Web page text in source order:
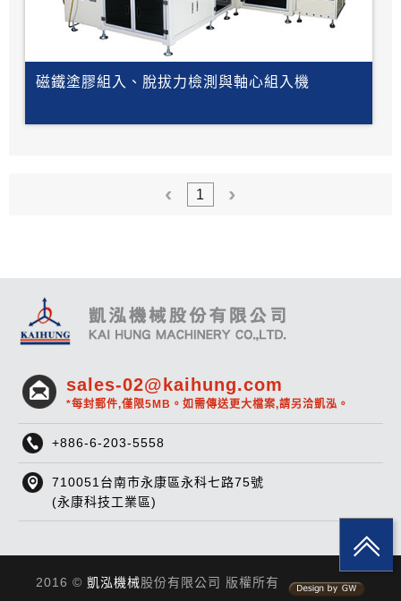
磁鐵塗膠組入、脫拔力檢測與軸心組入機
1
sales-02@kaihung.com
*每封郵件,僅限5MB。如需傳送更大檔案,請另洽凱泓。
+886-6-203-5558
710051台南市永康區永科七路75號
(永康科技工業區)
2016 © 凱泓機械股份有限公司 版權所有